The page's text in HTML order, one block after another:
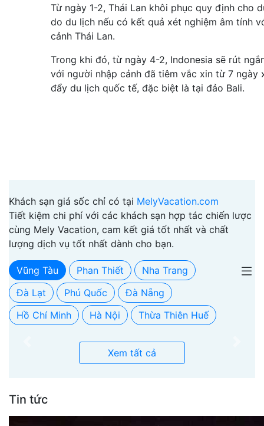
Từ ngày 1-2, Thái Lan khôi phục quy định cho
do du lịch nếu có kết quả xét nghiệm âm tính
cảnh Thái Lan.
Trong khi đó, từ ngày 4-2, Indonesia sẽ rút
với người nhập cảnh đã tiêm vắc xin từ 7 ngày
đẩy du lịch quốc tế, đặc biệt là tại đảo Bali.
Khách sạn giá sốc chỉ có tại MelyVacation.com
Tiết kiệm chi phí với các khách sạn hợp tác chiến lược
cùng Mely Vacation, cam kết giá tốt nhất và chất
lượng dịch vụ tốt nhất dành cho bạn.
Vũng Tàu Phan Thiết
Nha Trang
Đà Lạt
Phú Quốc
Đà Nẵng
Hồ Chí Minh
Hà Nội Thừa Thiên Huế
Xem tất cả
Tin tức